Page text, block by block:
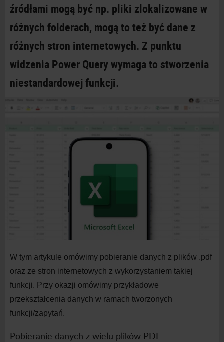
źródłami mogą być np. pliki zlokalizowane w
różnych folderach, mogą to też być dane z
różnych stron internetowych. Z punktu
widzenia Power Query wymaga to stworzenia
niestandardowej funkcji.
W tym artykule omówimy pobieranie danych z plików .pdf
oraz ze stron internetowych z wykorzystaniem takiej
funkcji. Przy okazji omówimy przykładowe
przekształcenia danych w ramach tworzonych
funkcji/zapytań.
Pobieranie danych z wielu plików PDF